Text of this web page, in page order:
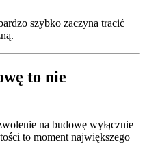
szybko zaczyna tracić
to nie
na budowę wyłącznie
to moment największego